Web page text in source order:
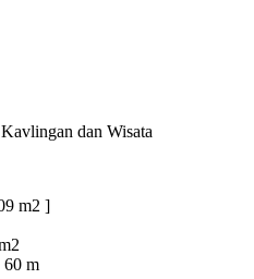
dan Wisata
m2 ]
60 m